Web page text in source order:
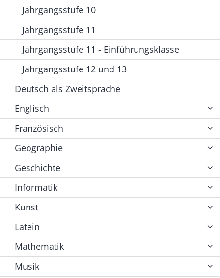
Jahrgangsstufe 10
Jahrgangsstufe 11
Jahrgangsstufe 11 - Einführungsklasse
Jahrgangsstufe 12 und 13
Deutsch als Zweitsprache
Englisch
Französisch
Geographie
Geschichte
Informatik
Kunst
Latein
Mathematik
Musik